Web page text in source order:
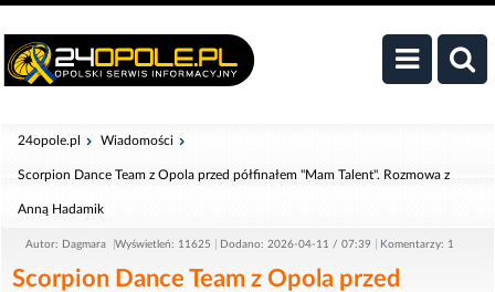
24opole.pl Wiadomości
Scorpion Dance Team z Opola przed półfinałem "Mam Talent". Rozmowa z
Anną Hadamik
Autor: Dagmara Wyświetleń: 11625 Dodano: 2026-04-11 / 07:39 Komentarzy: 1
Scorpion Dance Team z Opola przed